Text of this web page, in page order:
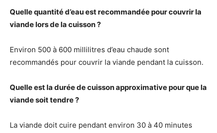
Quelle quantité d’eau est recommandée pour couvrir la
viande lors de la cuisson ?
Environ 500 à 600 millilitres d’eau chaude sont
recommandés pour couvrir la viande pendant la cuisson.
Quelle est la durée de cuisson approximative pour que la
viande soit tendre ?
La viande doit cuire pendant environ 30 à 40 minutes